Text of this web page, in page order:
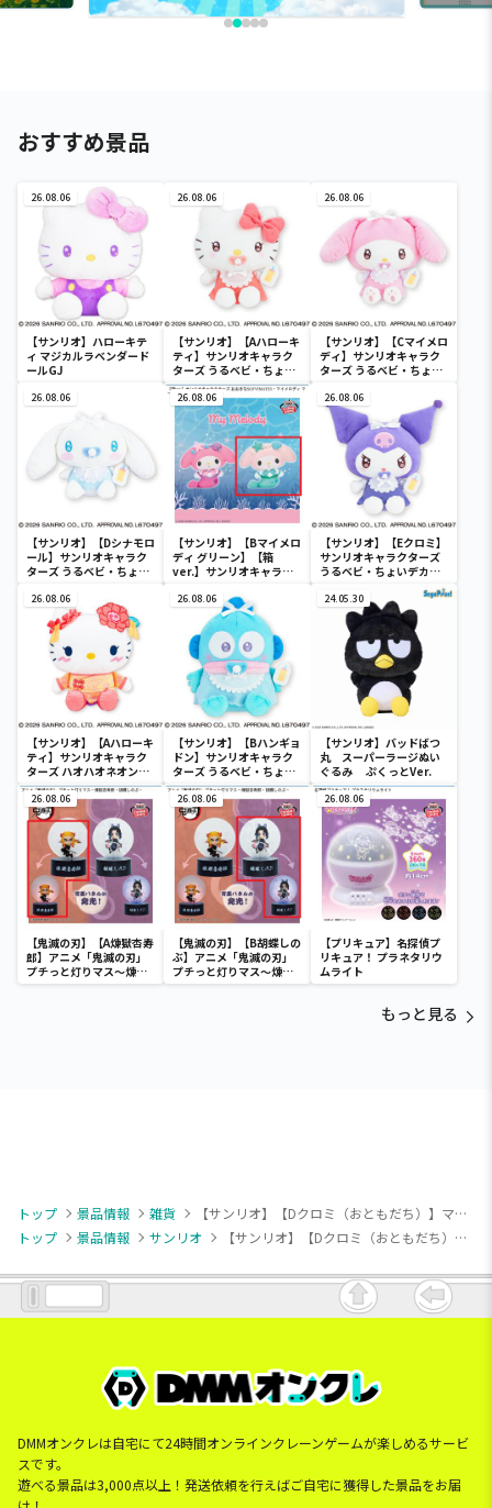
おすすめ景品
26.08.06
【サンリオ】ハローキテ
ィ マジカルラベンダード
ールGJ
26.08.06
【サンリオ】【Aハローキ
ティ】サンリオキャラク
ターズ うるベビ・ちょい
デカドール
26.08.06
【サンリオ】【Cマイメロ
ディ】サンリオキャラク
ターズ うるベビ・ちょい
26.08.06
【サンリオ】【Dシナモロ
ール】サンリオキャラク
ターズ うるベビ・ちょい
26.08.06
【サンリオ】【Bマイメロ
ディ グリーン】【箱
ver.】サンリオキャラク
SOFVIMATES～マイメロ
ディ マーメイドver. ～
26.08.06
【サンリオ】【Eクロミ】
サンリオキャラクターズ
うるベビ・ちょいデカド
26.08.06
【サンリオ】【Aハローキ
ティ】サンリオキャラク
ターズ ハオハオネオンタ
ウンドールBIGタイプ1
26.08.06
【サンリオ】【Bハンギョ
ドン】サンリオキャラク
ターズ うるベビ・ちょい
デカドール
24.05.30
【サンリオ】バッドばつ
丸 スーパーラージぬい
ぐるみ ぷくっとVer.
26.08.06
【鬼滅の刃】【A煉獄杏寿
郎】アニメ「鬼滅の刃」
プチっと灯りマス～煉獄
杏寿郎・胡蝶しのぶ～
26.08.06
【鬼滅の刃】【B胡蝶しの
ぶ】アニメ「鬼滅の刃」
プチっと灯りマス～煉獄
杏寿郎・胡蝶しのぶ～
26.08.06
【プリキュア】名探偵プ
リキュア！ プラネタリウ
ムライト
もっと見る
トップ 景品情報 雑貨
【サンリオ】【Dクロミ（おともだち）】マイメロディ・クロミ 甘えんぼナミダミニキャラメルポーチ
トップ
景品情報 サンリオ 【サンリオ】【Dクロミ（おともだち）】マイメロディ・クロミ 甘えんぼナミダミニキャラメルポーチ
DMMオンクレは自宅にて24時間オンラインクレーンゲームが楽しめるサービ
スです。
遊べる景品は3,000点以上！発送依頼を行えばご自宅に獲得した景品をお届